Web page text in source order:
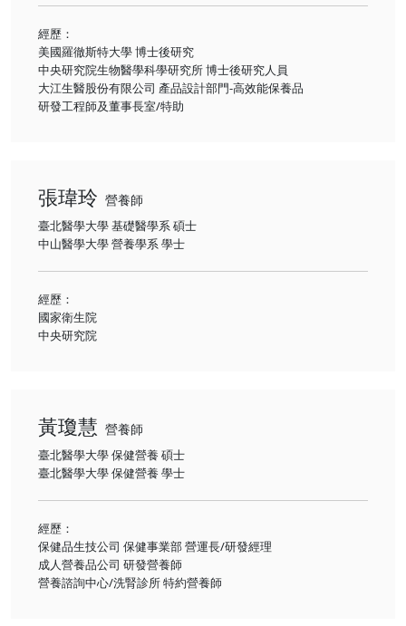
經歷：
美國羅徹斯特大學 博士後研究
中央研究院生物醫學科學研究所 博士後研究人員
大江生醫股份有限公司 產品設計部門-高效能保養品
研發工程師及董事長室/特助
張瑋玲 營養師
臺北醫學大學 基礎醫學系 碩士
中山醫學大學 營養學系 學士
經歷：
國家衛生院
中央研究院
黃瓊慧 營養師
臺北醫學大學 保健營養 碩士
臺北醫學大學 保健營養 學士
經歷：
保健品生技公司 保健事業部 營運長/研發經理
成人營養品公司 研發營養師
營養諮詢中心/洗腎診所 特約營養師